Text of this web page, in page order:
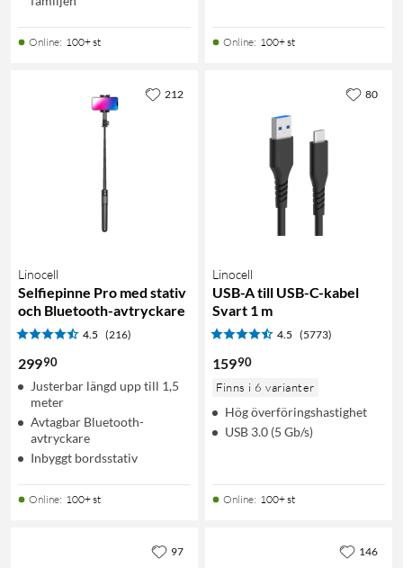
Online: 100+ st Online: 100+ st
Linocell
Selfiepinne Pro med stativ
och Bluetooth-avtryckare
4.5 (216)
29990
Justerbar längd upp till 1,5
meter
Avtagbar Bluetooth-
avtryckare
Inbyggt bordsstativ
Online: 100+ st
212
Linocell
USB-A till USB-C-kabel
Svart 1 m
4.5 (5773)
15990
Finns i 6 varianter
Hög överföringshastighet
USB 3.0 (5 Gb/s)
Online: 100+ st
80
97 146